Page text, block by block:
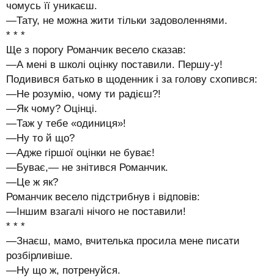
чомусь її уникаєш.
—Тату, не можна жити тільки задоволеннями.
* * *
Ще з порогу Романчик весело сказав:
—А мені в школі оцінку поставили. Першу-у!
Подивився батько в щоденник і за голову схопився:
—Не розумію, чому ти радієш?!
—Як чому? Оцінці.
—Таж у тебе «одиниця»!
—Ну то й що?
—Адже гіршої оцінки не буває!
—Буває,— не знітився Романчик.
—Це ж як?
Романчик весело підстрибнув і відповів:
—Іншим взагалі нічого не поставили!
* * *
—Знаєш, мамо, вчителька просила мене писати
розбірливіше.
—Ну що ж, потренуйся.